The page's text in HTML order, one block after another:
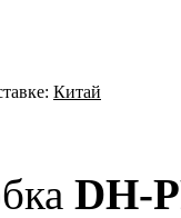
Китай
DH-